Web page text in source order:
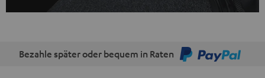
Bezahle später oder bequem in Raten